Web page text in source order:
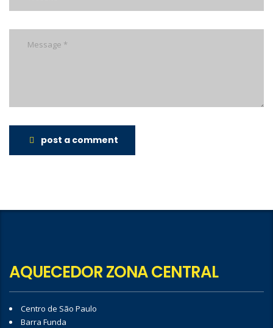
post a comment
AQUECEDOR ZONA CENTRAL
Centro de São Paulo
Barra Funda